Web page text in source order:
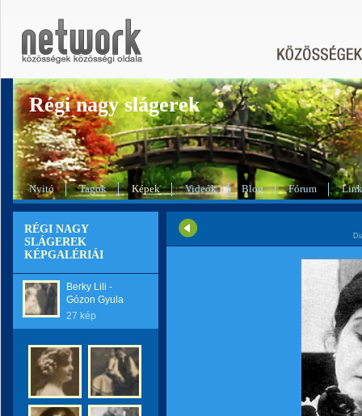
Régi nagy slágerek
Nyitó Tagok Képek Videók Blog Fórum
RÉGI NAGY
SLÁGEREK
KÉPGALÉRIÁI
Berky Lili -
Gózon Gyula
27 kép